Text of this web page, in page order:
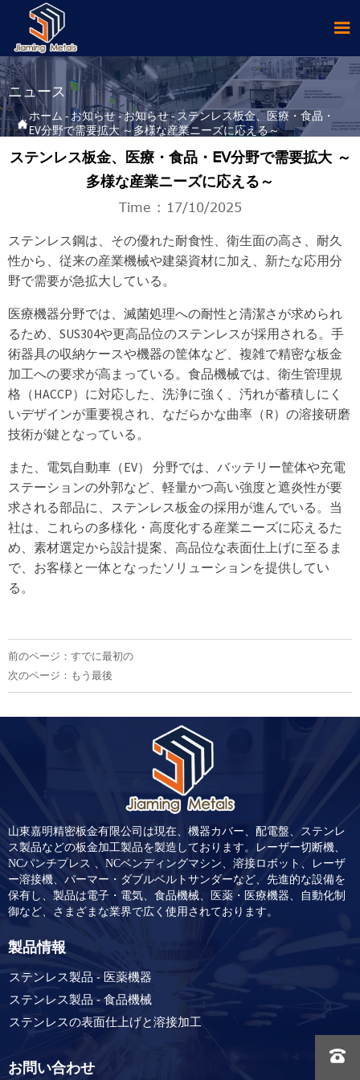

ニュース
ホーム - お知らせ -お知らせ-ステンレス板金、医療・食品・
EV分野で需要拡大 ～多様な産業ニーズに応える～
ステンレス板金、医療・食品・EV分野で需要拡大 ～
多様な産業ニーズに応える～
Time : 17/10/2025
ステンレス鋼は、その優れた耐食性、衛生面の高さ、耐久
性から、従来の産業機械や建築資材に加え、新たな応用分
野で需要が急拡大している。
医療機器分野では、滅菌処理への耐性と清潔さが求められ
るため、SUS304や更高品位のステンレスが採用される。手
術器具の収納ケースや機器の筐体など、複雑で精密な板金
加工への要求が高まっている。食品機械では、衛生管理規
格（HACCP）に対応した、洗浄に強く、汚れが蓄積しにく
いデザインが重要視され、なだらかな曲率（R）の溶接研磨
技術が鍵となっている。
また、電気自動車（EV） 分野では、バッテリー筐体や充電
ステーションの外郭など、軽量かつ高い強度と遮炎性が要
求される部品に、ステンレス板金の採用が進んでいる。当
社は、これらの多様化・高度化する産業ニーズに応えるた
め、素材選定から設計提案、高品位な表面仕上げに至るま
で、お客様と一体となったソリューションを提供してい
る。
前のページ：すでに最初の
次のページ：もう最後
山東嘉明精密板金有限公司は現在、機器カバー、配電盤、ステンレ
ス製品などの板金加工製品を製造しております。レーザー切断機、
NCパンチプレス 、NCベンディングマシン、溶接ロボット、レーザ
ー溶接機、パーマー・ダブルベルトサンダーなど、先進的な設備を
保有し、製品は電子・電気、食品機械、医薬・医療機器、自動化制
御など、さまざまな業界で広く使用されております。
製品情報
ステンレス製品 - 医薬機器
ステンレス製品 - 食品機械
ステンレスの表面仕上げと溶接加工
お問い合わせ
